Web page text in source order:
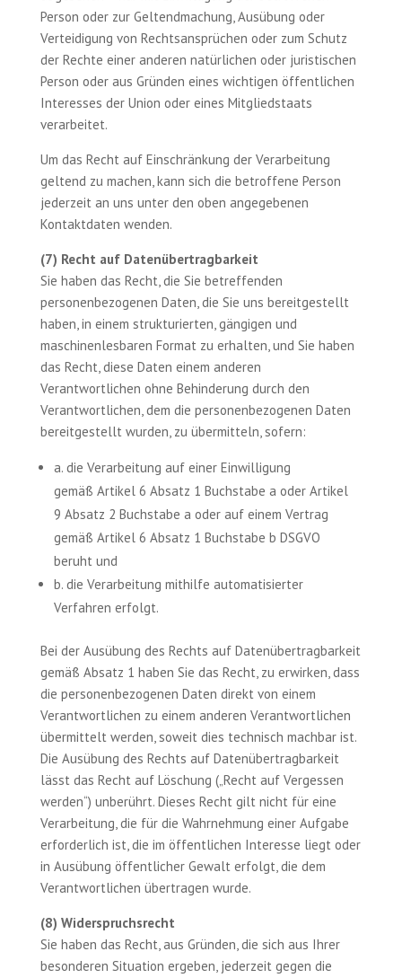
Person oder zur Geltendmachung, Ausübung oder
Verteidigung von Rechtsansprüchen oder zum Schutz
der Rechte einer anderen natürlichen oder juristischen
Person oder aus Gründen eines wichtigen öffentlichen
Interesses der Union oder eines Mitgliedstaats
verarbeitet.
Um das Recht auf Einschränkung der Verarbeitung
geltend zu machen, kann sich die betroffene Person
jederzeit an uns unter den oben angegebenen
Kontaktdaten wenden.
(7) Recht auf Datenübertragbarkeit
Sie haben das Recht, die Sie betreffenden
personenbezogenen Daten, die Sie uns bereitgestellt
haben, in einem strukturierten, gängigen und
maschinenlesbaren Format zu erhalten, und Sie haben
das Recht, diese Daten einem anderen
Verantwortlichen ohne Behinderung durch den
Verantwortlichen, dem die personenbezogenen Daten
bereitgestellt wurden, zu übermitteln, sofern:
a. die Verarbeitung auf einer Einwilligung
gemäß Artikel 6 Absatz 1 Buchstabe a oder Artikel
9 Absatz 2 Buchstabe a oder auf einem Vertrag
gemäß Artikel 6 Absatz 1 Buchstabe b DSGVO
beruht und
b. die Verarbeitung mithilfe automatisierter
Verfahren erfolgt.
Bei der Ausübung des Rechts auf Datenübertragbarkeit
gemäß Absatz 1 haben Sie das Recht, zu erwirken, dass
die personenbezogenen Daten direkt von einem
Verantwortlichen zu einem anderen Verantwortlichen
übermittelt werden, soweit dies technisch machbar ist.
Die Ausübung des Rechts auf Datenübertragbarkeit
lässt das Recht auf Löschung („Recht auf Vergessen
werden“) unberührt. Dieses Recht gilt nicht für eine
Verarbeitung, die für die Wahrnehmung einer Aufgabe
erforderlich ist, die im öffentlichen Interesse liegt oder
in Ausübung öffentlicher Gewalt erfolgt, die dem
Verantwortlichen übertragen wurde.
(8) Widerspruchsrecht
Sie haben das Recht, aus Gründen, die sich aus Ihrer
besonderen Situation ergeben, jederzeit gegen die